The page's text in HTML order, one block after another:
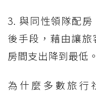
3. 與同性領隊配
後手段，藉由讓
房間支出降到最低。
為什麼多數旅行